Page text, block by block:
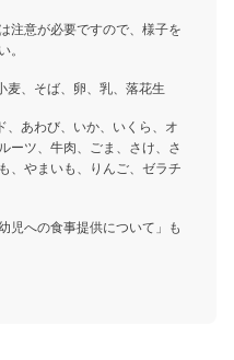
注意が必要ですので、様子を
。
麦、そば、卵、乳、落花生
、あわび、いか、いくら、オ
ーツ、牛肉、ごま、さけ、さ
、やまいも、りんご、ゼラチ
児への食事提供について」も